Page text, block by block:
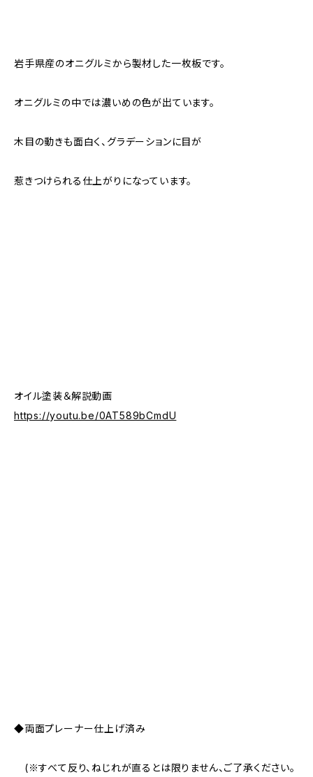
岩手県産のオニグルミから製材した一枚板です。
オニグルミの中では濃いめの色が出ています。
木目の動きも面白く、グラデーションに目が
惹きつけられる仕上がりになっています。
オイル塗装＆解説動画
https://youtu.be/0AT589bCmdU
◆両面プレーナー仕上げ済み
(※すべて反り、ねじれが直るとは限りません、ご了承ください。